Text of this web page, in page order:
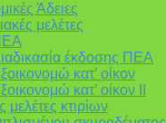
Άδειες
μελέτες
έκδοσης ΠΕΑ
κατ’ οίκoν
κατ’ οίκον II
μελέτες κτιρίων